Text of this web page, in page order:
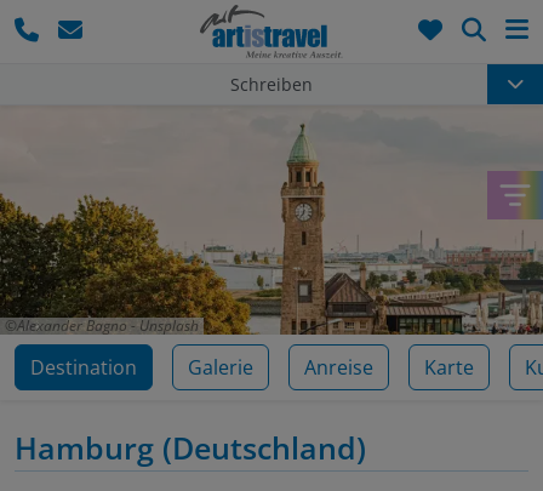
Schreiben
Alexander Bagno - Unsplash
Destination Galerie Anreise Karte
Hamburg (Deutschland)